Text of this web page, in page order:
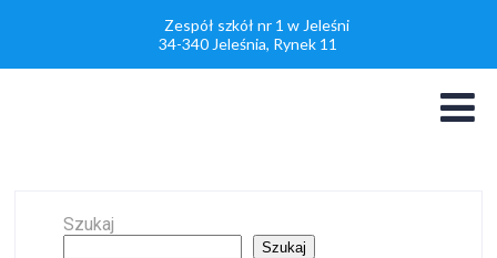
Zespół szkół nr 1 w Jeleśni
34-340 Jeleśnia, Rynek 11
Szukaj
Szukaj